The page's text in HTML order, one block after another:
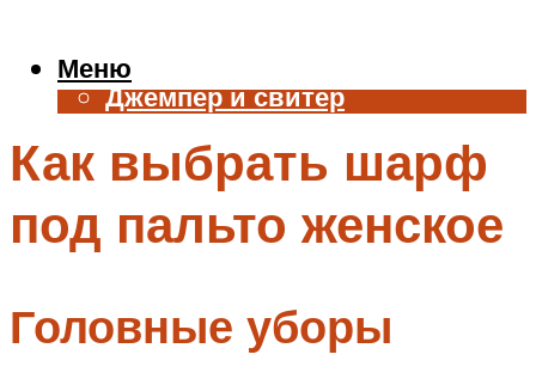
Жилет
Джемпер и свитер
Аксессуары
Меню
Меню
Как выбрать шарф
под пальто женское
Головные уборы